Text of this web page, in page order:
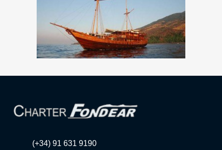
(+34) 91 631 9190